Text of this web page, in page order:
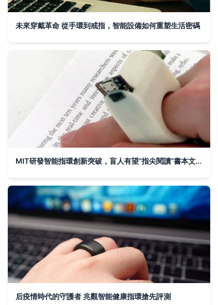
未來穿戴革命 從手環到戒指，智能設備如何重塑生活密碼
MIT研發智能指環創新突破，盲人有望“指尖閱讀”書本文字
后疫情時代的守護者 兆觀智能健康指環搶先評測